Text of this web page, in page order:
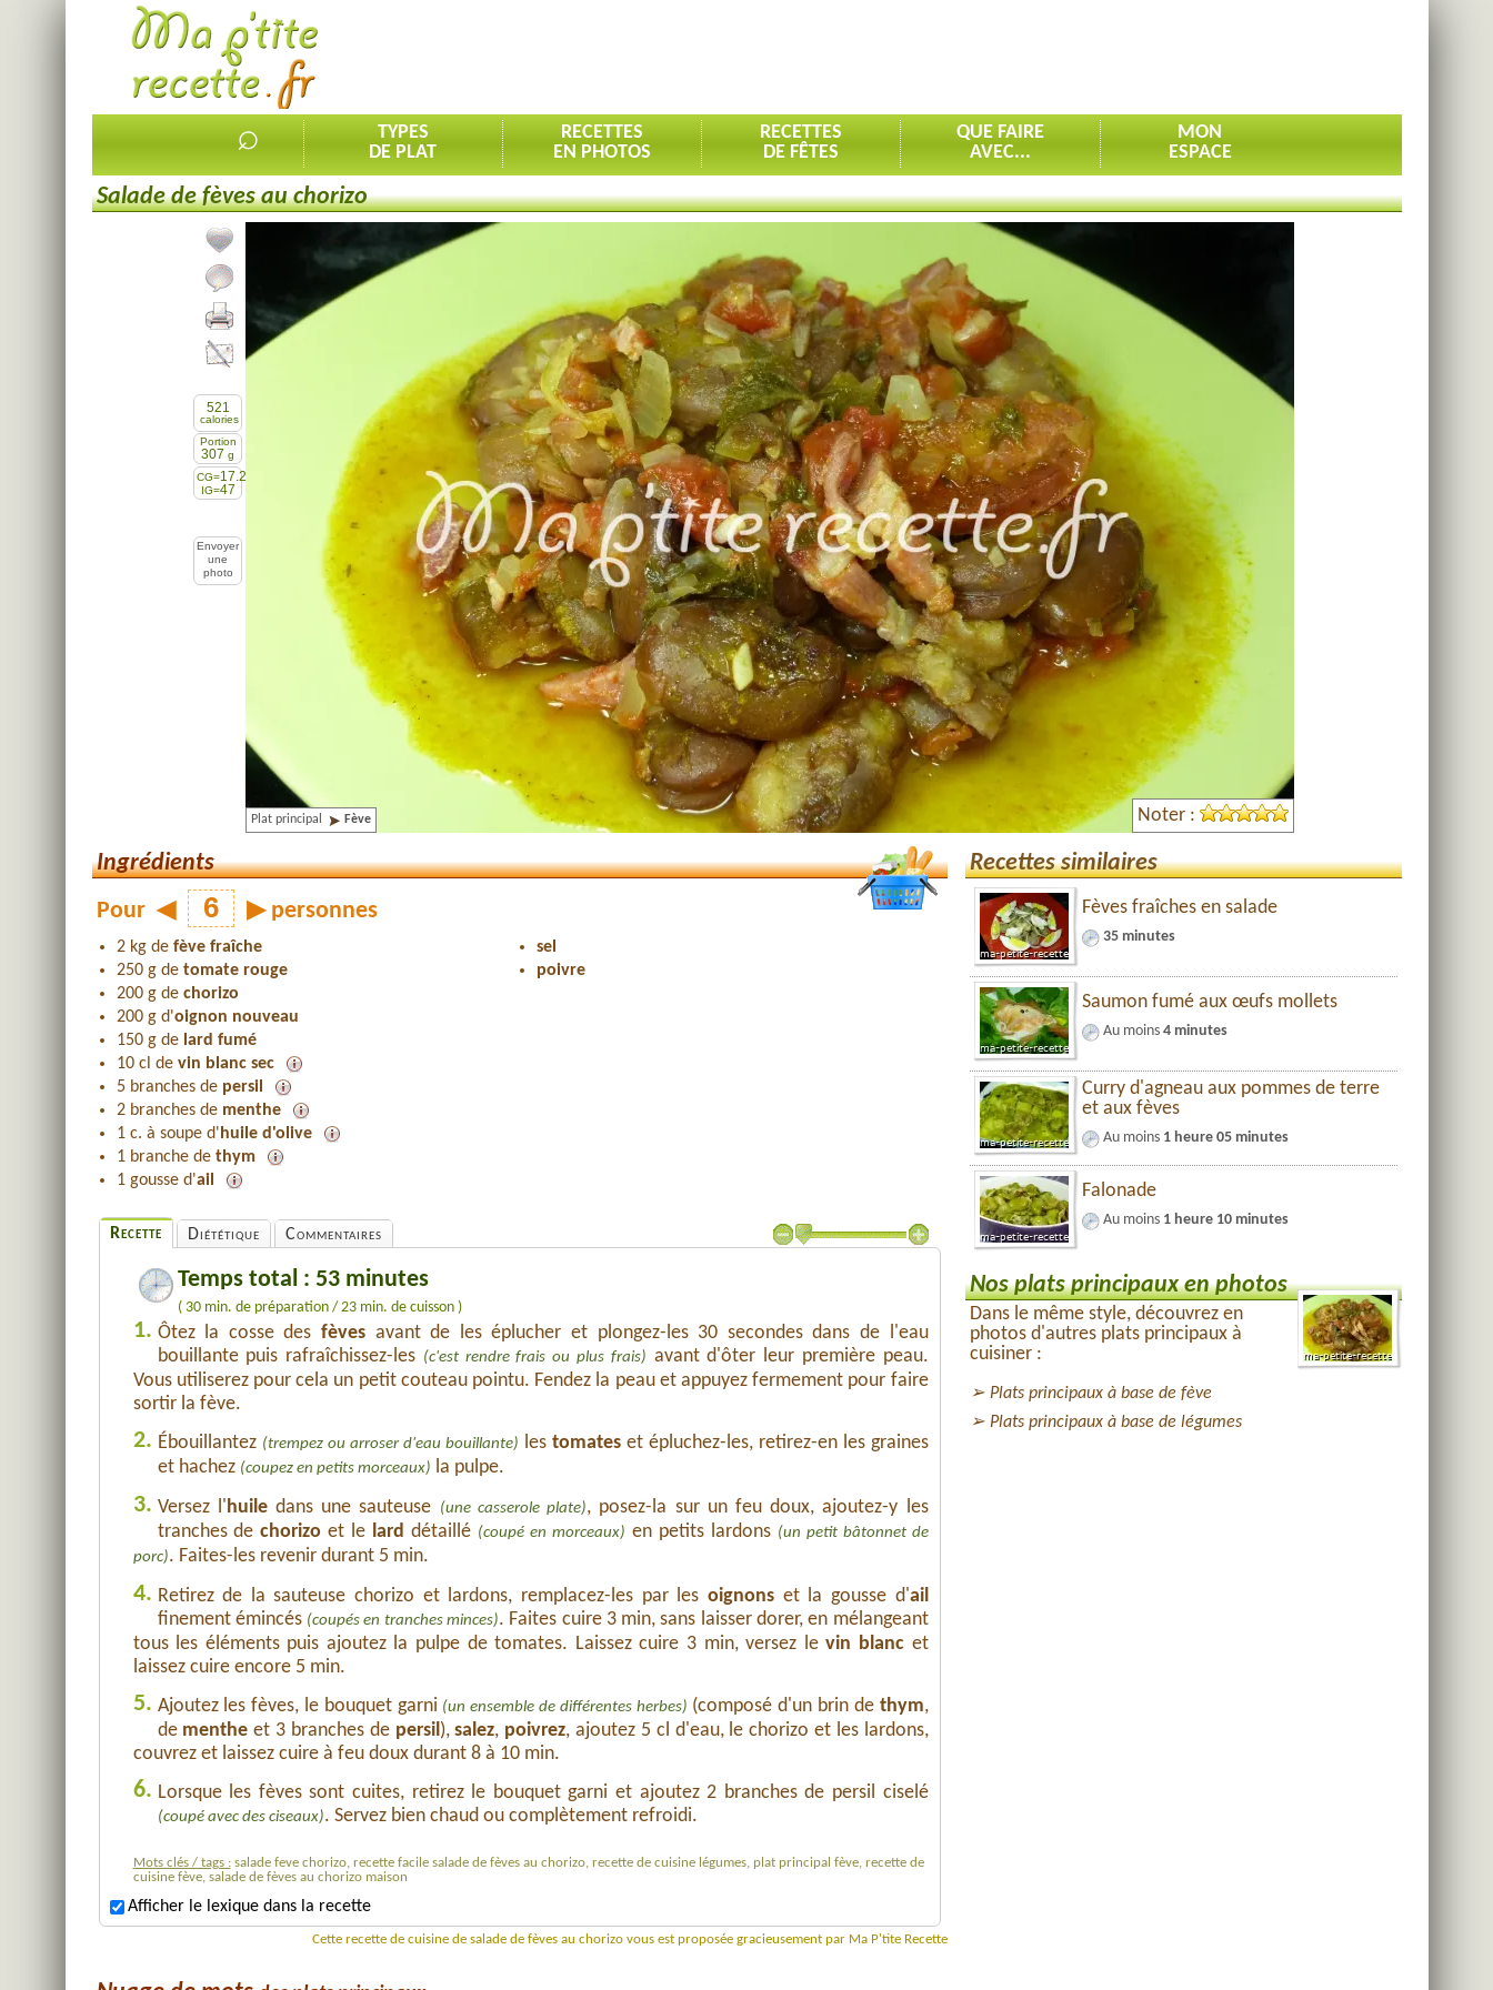
⌕
TYPES
DE PLAT
RECETTES
EN PHOTOS
RECETTES
DE FÊTES
QUE FAIRE
AVEC...
MON
ESPACE
Salade de fèves au chorizo
Ajouter la recette à mes favorites
Commenter, noter la recette
Imprimer la recette
521
calories
Portion
307 g
CG=17.2
IG=47
Envoyer
une
photo
Plat principal Fève Noter :
Ingrédients
Pour ◀ ▶ personnes
2 kg de fève fraîche
250 g de tomate rouge
200 g de chorizo
200 g d'oignon nouveau
150 g de lard fumé
10 cl de vin blanc sec
5 branches de persil
2 branches de menthe
1 c. à soupe d' huile d'olive
1 branche de thym
1 gousse d'ail
sel
poivre
Recette Diététique Commentaires
Temps total : 53 minutes
( 30 min. de préparation / 23 min. de cuisson )
1. Ôtez la cosse des fèvesavant de les éplucher et plongez-les 30 secondes dans de l'eau
bouillante puis rafraîchissez-les (c'est rendre frais ou plus frais) avant d'ôter leur première peau.
Vous utiliserez pour cela un petit couteau pointu. Fendez la peau et appuyez fermement pour faire
sortir la fève.
2. Ébouillantez (trempez ou arroser d'eau bouillante) les tomateset épluchez-les, retirez-en les graines
et hachez (coupez en petits morceaux) la pulpe.
3. Versez l'huiledans une sauteuse (une casserole plate), posez-la sur un feu doux, ajoutez-y les
tranches dechorizo et le lard détaillé (coupé en morceaux) en petits lardons (un petit bâtonnet de
porc). Faites-les revenir durant 5 min.
4. Retirez de la sauteuse chorizo et lardons, remplacez-les par lesoignons et la gousse d'ail
finement émincés (coupés en tranches minces). Faites cuire 3 min, sans laisser dorer, en mélangeant
tous les éléments puis ajoutez la pulpe de tomates. Laissez cuire 3 min, versez levin blanc et
laissez cuire encore 5 min.
5. Ajoutez les fèves, le bouquet garni (un ensemble de différentes herbes) (composé d'un brin de thym,
de menthe et 3 branches de persil),salez, poivrez, ajoutez 5 cl d'eau, le chorizo et les lardons,
couvrez et laissez cuire à feu doux durant 8 à 10 min.
6. Lorsque les fèves sont cuites, retirez le bouquet garni et ajoutez 2 branches de persil ciselé
(coupé avec des ciseaux). Servez bien chaud ou complètement refroidi.
Mots clés / tags : salade feve chorizo, recette facile salade de fèves au chorizo, recette de cuisine légumes, plat principal fève, recette de
cuisine fève, salade de fèves au chorizo maison
Afficher le lexique dans la recette
Cette recette de cuisine de salade de fèves au chorizo vous est proposée gracieusement par Ma P'tite Recette
Recettes similaires
Fèves fraîches en salade
35 minutes
Saumon fumé aux œufs mollets
Au moins 4 minutes
Curry d'agneau aux pommes de terre
et aux fèves
Au moins 1 heure 05 minutes
Falonade
Au moins 1 heure 10 minutes
Nos plats principaux en photos
Dans le même style, découvrez en
photos d'autres plats principaux à
cuisiner :
Plats principaux à base de fève
Plats principaux à base de légumes